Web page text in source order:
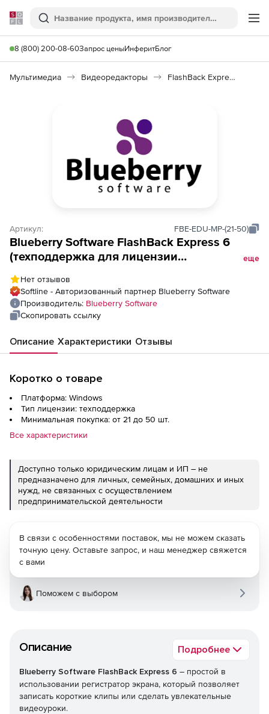
Softline
Поиск
8 (800) 200-08-60Запрос ценыИнферитБлог
Мультимедиа Видеоредакторы FlashBack Express 6
Артикул: FBE-EDU-MP-(21-50)
Blueberry Software FlashBack Express 6
(техподдержка для лицензии
еще
Нет отзывов
Softline - Авторизованный партнер Blueberry Software
Производитель: Blueberry Software
Скопировать ссылку
Описание Характеристики Отзывы
Коротко о товаре
Платформа: Windows
Тип лицензии: техподдержка
Минимальная покупка: от 21 до 50 шт.
Все характеристики
Доступно только юридическим лицам и ИП – не
предназначено для личных, семейных, домашних и иных
нужд, не связанных с осуществлением
предпринимательской деятельности
Описание Подробнее
Blueberry Software FlashBack Express 6 – простой в
использовании регистратор экрана, который позволяет
записать короткие клипы или сделать увлекательные
видеоуроки.
В связи с особенностями поставок, мы не можем сказать
точную цену. Оставьте запрос, и наш менеджер свяжется
с вами
Поможем с выбором